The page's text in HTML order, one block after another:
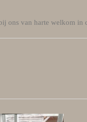
ons van harte welkom in